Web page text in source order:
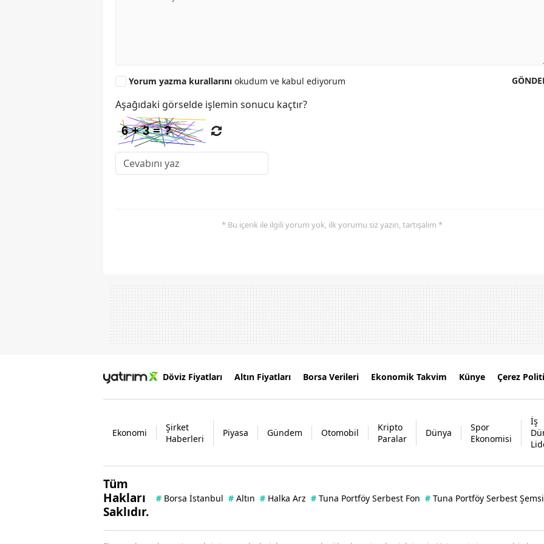
Yorum yazma kurallarını okudum ve kabul ediyorum
Aşağıdaki görselde işlemin sonucu kaçtır?
* Bu içerik ile ilgili yorum yok, ilk yorumu siz yazın, tartışalım *
Döviz Fiyatları Altın Fiyatları Borsa Verileri Ekonomik Takvim Künye Çerez
Ekonomi
Şirket
Haberleri
Piyasa Gündem Otomobil
Kripto
Paralar
Dünya
Spor
Ekonomisi
İş
Tüm
Hakları
Saklıdır.
# Borsa İstanbul # Altın # Halka Arz # Tuna Portföy Serbest Fon # Tuna Portföy Serbest